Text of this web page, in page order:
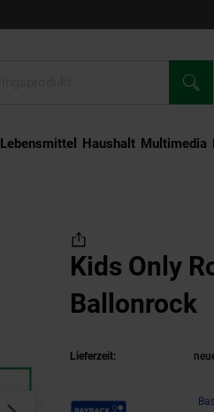
Lebensmittel Haushalt Multimedia
Kids Only
Ballonrock
Lieferzeit:
Payback Punkte